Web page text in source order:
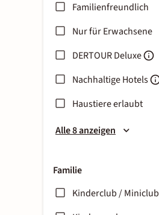
Familienfreundlich
Nur für Erwachsene
DERTOUR Deluxe
Nachhaltige Hotels
Haustiere erlaubt
Alle 8 anzeigen
Familie
Kinderclub / Miniclub